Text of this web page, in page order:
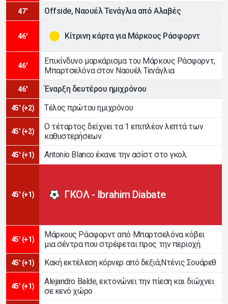
47' Offside, Ναουέλ Τενάγλια από Αλαβές
46' Κίτρινη κάρτα για Μάρκους Ράσφορντ
46'
Επικίνδυνο μαρκάρισμα του Μάρκους Ράσφορντ,
Μπαρτσελόνα στον Ναουέλ Τενάγλια
46' Έναρξη δευτέρου ημιχρόνου
45' (+2) Τέλος πρώτου ημιχρόνου
45' (+2)
Ο τέταρτος δείχνει τα 1 επιπλέον λεπτά των
καθυστερήσεων
45' (+1) Antonio Blanco έκανε την ασίστ στο γκολ.
45' (+1) ΓΚΟΛ - Ibrahim Diabate
45' (+1)
Μάρκους Ράσφορντ από Μπαρτσελόνα κόβει
μια σέντρα που στρέφεται προς την περιοχή.
45' (+1) Κακή εκτέλεση κόρνερ από δεξιά,Ντένις Σουάρεθ
45' (+1)
Alejandro Balde, εκτονώνει την πίεση και διώχνει
σε κενό χώρο